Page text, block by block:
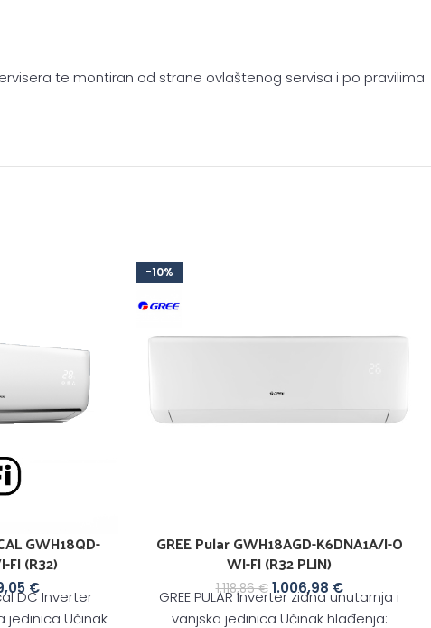
te montiran od strane ovlaštenog servisa i po pravilima
GWH18QD-
FI (R32)
€
DC Inverter
jedinica Učinak
-10%
GREE Pular GWH18AGD-K6DNA1A/I-O
WI-FI (R32 PLIN)
1.118,86€ 1.006,98 €
GREE PULAR Inverter zidna unutarnja i
vanjska jedinica Učinak hlađenja: